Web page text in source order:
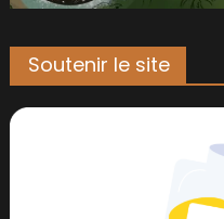
Soutenir le site